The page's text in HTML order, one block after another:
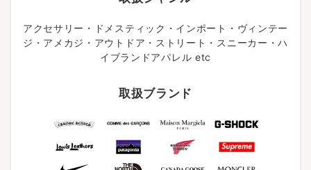
アクセサリー・ドメスティック・インポート・ヴィンテー
ジ・アメカジ・アウトドア・ストリート・スニーカー・ハ
イブランドアパレル etc
取扱ブランド